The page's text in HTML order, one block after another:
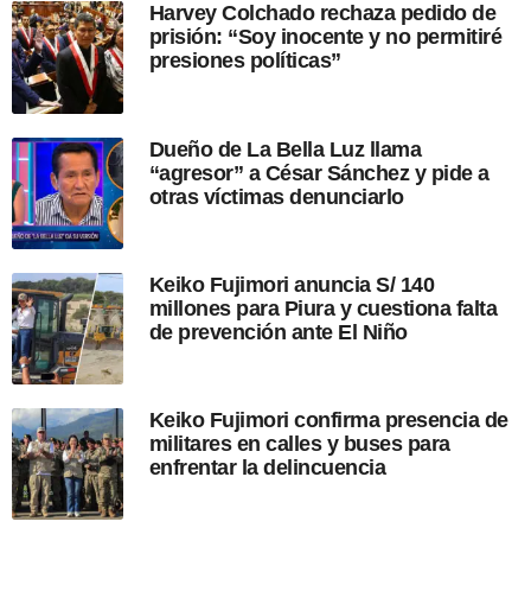
u
b
l
c
i
ó
Harvey Colchado rechaza pedido de
prisión: “Soy inocente y no permitiré
presiones políticas”
Dueño de La Bella Luz llama
“agresor” a César Sánchez y pide a
otras víctimas denunciarlo
Keiko Fujimori anuncia S/ 140
millones para Piura y cuestiona falta
de prevención ante El Niño
Keiko Fujimori confirma presencia de
militares en calles y buses para
enfrentar la delincuencia